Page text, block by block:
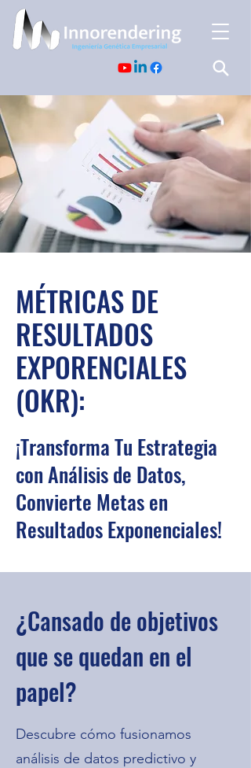
MÉTRICAS DE
RESULTADOS
EXPORENCIALES
(OKR):
¡Transforma Tu Estrategia
con Análisis de Datos,
Convierte Metas en
Resultados Exponenciales!
¿Cansado de objetivos
que se quedan en el
papel?
Descubre cómo fusionamos
análisis de datos predictivo y